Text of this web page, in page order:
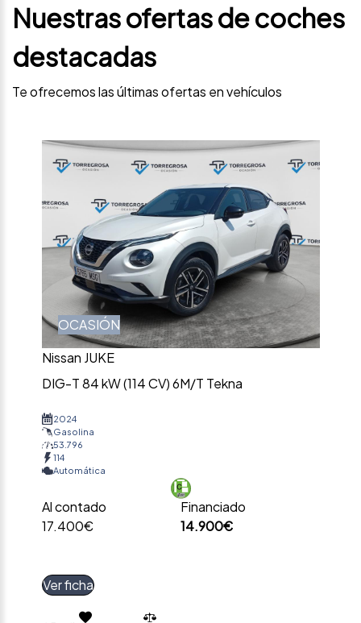
Nuestras ofertas de coches
destacadas
Te ofrecemos las últimas ofertas en vehículos
OCASIÓN
Nissan JUKE
DIG-T 84 kW (114 CV) 6M/T Tekna
2024
Gasolina
53.796
114
Automática
Al contado
17.400€
Financiado
14.900€
Ver ficha